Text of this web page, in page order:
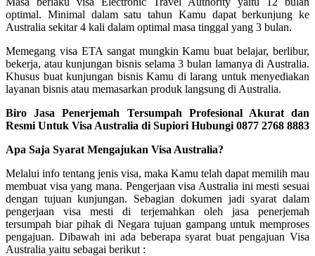
optimal. Minimal dalam satu tahun Kamu dapat berkunjung ke
Australia sekitar 4 kali dalam optimal masa tinggal yang 3 bulan.
Memegang visa ETA sangat mungkin Kamu buat belajar, berlibur,
bekerja, atau kunjungan bisnis selama 3 bulan lamanya di Australia.
Khusus buat kunjungan bisnis Kamu di larang untuk menyediakan
layanan bisnis atau memasarkan produk langsung di Australia.
Biro Jasa Penerjemah Tersumpah Profesional Akurat dan
Resmi Untuk Visa Australia di Supiori Hubungi 0877 2768 8883
Apa Saja Syarat Mengajukan Visa Australia?
Melalui info tentang jenis visa, maka Kamu telah dapat memilih mau
membuat visa yang mana. Pengerjaan visa Australia ini mesti sesuai
dengan tujuan kunjungan. Sebagian dokumen jadi syarat dalam
pengerjaan visa mesti di terjemahkan oleh jasa penerjemah
tersumpah biar pihak di Negara tujuan gampang untuk memproses
pengajuan. Dibawah ini ada beberapa syarat buat pengajuan Visa
Australia yaitu sebagai berikut :